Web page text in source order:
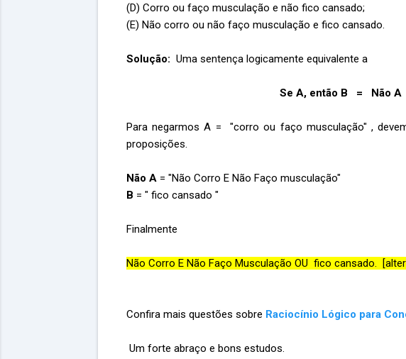
(D) Corro ou faço musculação e não fico cansado;
(E) Não corro ou não faço musculação e fico cansado.
Solução: Uma sentença logicamente equivalente a
Se A, então B = Não A
Para negarmos A = "corro ou faço musculação" ,
proposições.
Não A = "Não Corro E Não Faço musculação"
B = " fico cansado "
Finalmente
Não Corro E Não Faço Musculação OU fico cansado.
Confira mais questões sobre Raciocínio Lógico para
Um forte abraço e bons estudos.